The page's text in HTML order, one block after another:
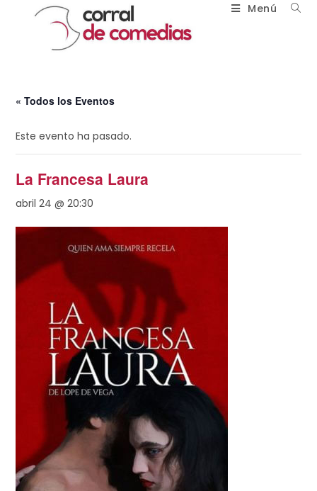
Menú
« Todos los Eventos
Este evento ha pasado.
La Francesa Laura
abril 24 @ 20:30